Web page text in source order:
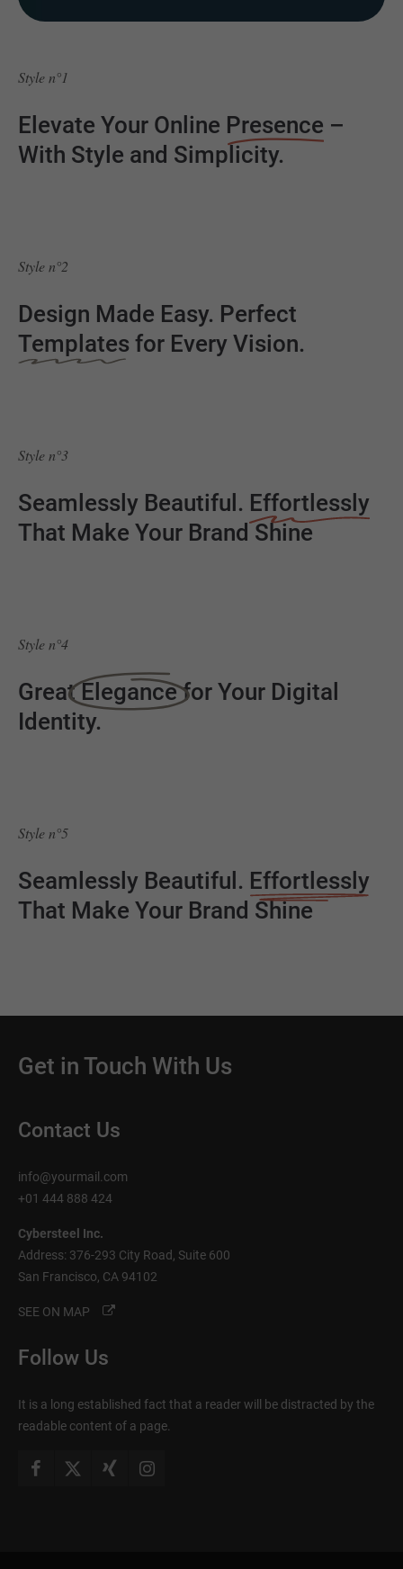
Style n°1
Elevate Your Online Presence –
With Style and Simplicity.
Style n°2
Design Made Easy. Perfect
Templates for Every Vision.
Style n°3
Seamlessly Beautiful. Effortlessly
That Make Your Brand Shine
Style n°4
GreatElegancefor Your Digital
Identity.
Style n°5
Seamlessly Beautiful. Effortlessly
That Make Your Brand Shine
Get in Touch With Us
Contact Us
info@yourmail.com
+01 444 888 424
Cybersteel Inc.
Address: 376-293 City Road, Suite 600
San Francisco, CA 94102
SEE ON MAP
Follow Us
It is a long established fact that a reader will be distracted by the
readable content of a page.